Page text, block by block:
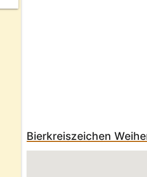
Bierkreiszeichen